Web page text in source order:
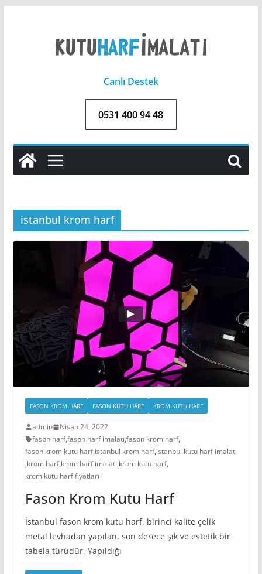
Canlı Destek
0531 400 94 48
istanbul krom harf
FASON KROM HARF FASON KUTU HARF KROM KUTU HARF
admin
Nisan 24, 2022
fason harf,fason harf imalatı,fason krom harf,
fason krom kutu harf,istanbul krom harf,istanbul kutu harf imalatı
,krom harf,krom harf imalatı,krom kutu harf,
krom kutu harf fiyatları
Fason Krom Kutu Harf
İstanbul fason krom kutu harf, birinci kalite çelik
metal levhadan yapılan, son derece şık ve estetik bir
tabela türüdür. Yapıldığı